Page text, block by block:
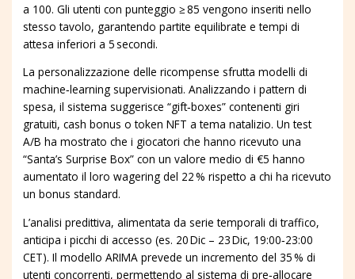
a 100. Gli utenti con punteggio ≥ 85 vengono inseriti nello
stesso tavolo, garantendo partite equilibrate e tempi di
attesa inferiori a 5 secondi.
La personalizzazione delle ricompense sfrutta modelli di
machine‑learning supervisionati. Analizzando i pattern di
spesa, il sistema suggerisce “gift‑boxes” contenenti giri
gratuiti, cash bonus o token NFT a tema natalizio. Un test
A/B ha mostrato che i giocatori che hanno ricevuto una
“Santa’s Surprise Box” con un valore medio di €5 hanno
aumentato il loro wagering del 22 % rispetto a chi ha ricevuto
un bonus standard.
L’analisi predittiva, alimentata da serie temporali di traffico,
anticipa i picchi di accesso (es. 20 Dic – 23 Dic, 19:00‑23:00
CET). Il modello ARIMA prevede un incremento del 35 % di
utenti concorrenti, permettendo al sistema di pre‑allocare